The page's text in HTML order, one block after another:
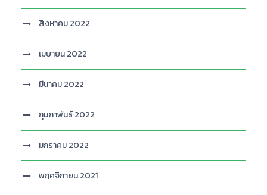
สิงหาคม 2022
เมษายน 2022
มีนาคม 2022
กุมภาพันธ์ 2022
มกราคม 2022
พฤศจิกายน 2021